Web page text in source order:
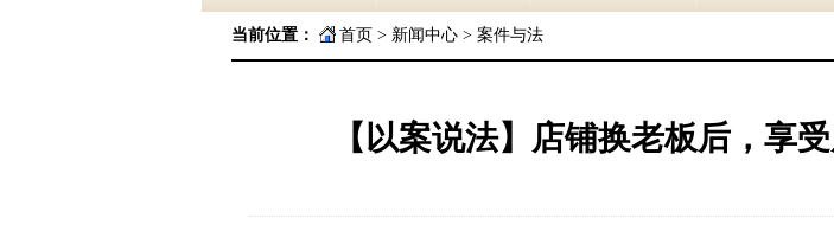
当前位置： 首页 > 新闻中心 > 案件与法
【以案说法】店铺换老板后，享